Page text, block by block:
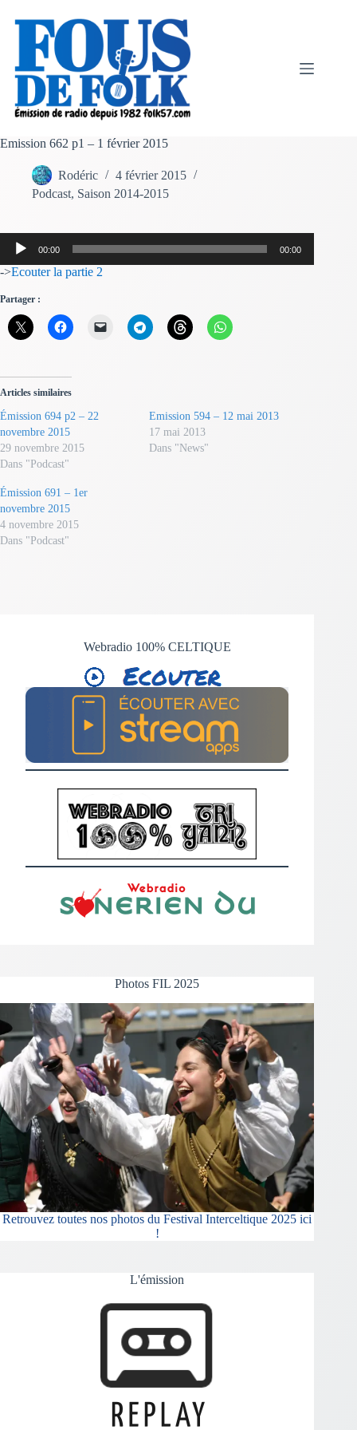
Emission 662 p1 – 1 février 2015
Rodéric
4 février 2015
Podcast, Saison 2014-2015
Lecteur
audio
00:00 00:00
->Ecouter la partie 2
Partager :
Articles similaires
Émission 694 p2 – 22
novembre 2015
29 novembre 2015
Dans "Podcast"
Emission 594 – 12 mai 2013
17 mai 2013
Dans "News"
Émission 691 – 1er
novembre 2015
4 novembre 2015
Dans "Podcast"
Webradio 100% CELTIQUE
Photos FIL 2025
Retrouvez toutes nos photos du Festival Interceltique 2025 ici
!
L'émission